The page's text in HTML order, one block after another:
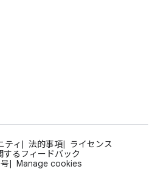
ティ 法的事項
ライセンス
するフィードバック
Manage cookies